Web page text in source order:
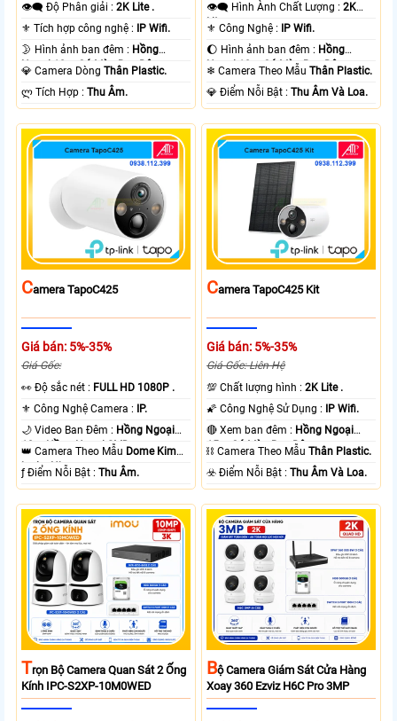
👁️‍🗨 Độ Phân giải :2K Lite .
⚜️ Tích hợp công nghệ :
IP Wifi.
🌛 Hình ảnh ban đêm : Hồng
Ngoại 10m Có Màu Ban Ðêm.
💎 Camera DòngThân Plastic.
️ლ Tích Hợp :Thu Âm.
👁️‍🗨 Hình Ành Chất Lượng :2K
Lite .
⚜️ Công Nghệ :
IP Wifi.
🌔 Hình ảnh ban đêm : Hồng
Ngoại 10m Có Màu Ban Ðêm.
❄ Camera Theo MẫuThân Plastic.
️💎 Điểm Nỗi Bật :Thu Âm Và Loa.
CAmera TapoC425
Giá bán: 5%-35%
Giá Gốc:
️👀 Độ sắc nét : FULL HD 1080P .
⚜️ Công Nghệ Camera :
IP.
🌙 Video Ban Đêm : Hồng Ngoại
10m Hồng Ngoại SMD.
👑 Camera Theo Mẫu Dome Kim
loại + Nhựa.
️ƒ Điểm Nỗi Bật :Thu Âm.
CAmera TapoC425 Kit
Giá bán: 5%-35%
Giá Gốc: Liên Hệ
💯 Chất lượng hình :2K Lite .
🌠 Công Nghệ Sử Dụng :
IP Wifi.
🔴 Xem ban đêm : Hồng Ngoại
15m Có Màu Ban Ðêm.
⛓ Camera Theo MẫuThân Plastic.
️☣️ Điểm Nỗi Bật :Thu Âm Và Loa.
TRọn Bộ Camera Quan Sát 2 Ống
Kính IPC-S2XP-10M0WED
BỘ Camera Giám Sát Cửa Hàng
Xoay 360 Ezviz H6C Pro 3MP